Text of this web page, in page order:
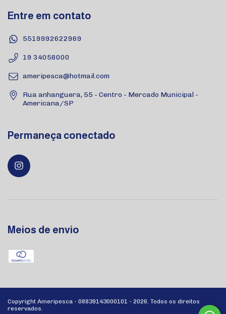
Entre em contato
5519992622969
19 34058000
ameripesca@hotmail.com
Rua anhanguera, 55 - Centro - Mercado Municipal -
Americana/SP
Permaneça conectado
Meios de envio
Copyright Ameripesca - 08839143000101 - 2026. Todos os direitos
reservados.